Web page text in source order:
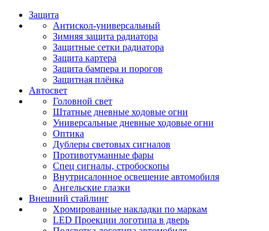
Защита
Антискол-универсальный
Зимняя защита радиатора
Защитные сетки радиатора
Защита картера
Защита бампера и порогов
Защитная плёнка
Автосвет
Головной свет
Штатные дневные ходовые огни
Универсальные дневные ходовые огни
Оптика
Дублеры световых сигналов
Противотуманные фары
Спец сигналы, стробоскопы
Внутрисалонное освещение автомобиля
Ангельские глазки
Внешний стайлинг
Хромированные накладки по маркам
LED Проекции логотипа в дверь